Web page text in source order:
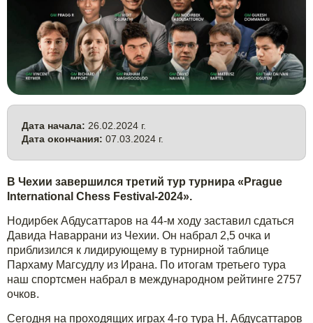
Дата начала: 26.02.2024 г.
Дата окончания: 07.03.2024 г.
В Чехии завершился третий тур турнира «Prague
International Chess Festival-2024».
Нодирбек Абдусаттаров на 44-м ходу заставил сдаться
Давида Наваррани из Чехии. Он набрал 2,5 очка и
приблизился к лидирующему в турнирной таблице
Пархаму Магсудлу из Ирана. По итогам третьего тура
наш спортсмен набрал в международном рейтинге 2757
очков.
Сегодня на проходящих играх 4-го тура Н. Абдусаттаров